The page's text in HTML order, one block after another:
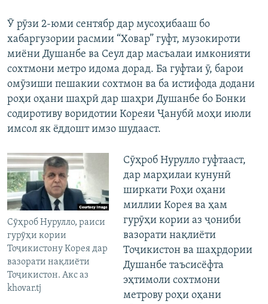
Ӯ рӯзи 2-юми сентябр дар мусоҳибааш бо
хабаргузории расмии “Ховар” гуфт, музокироти
миёни Душанбе ва Сеул дар масъалаи имконияти
сохтмони метро идома дорад. Ба гуфтаи ӯ, барои
омӯзиши пешакии сохтмон ва ба истифода додани
роҳи оҳани шаҳрӣ дар шаҳри Душанбе бо Бонки
содиротиву воридотии Кореяи Ҷанубӣ моҳи июли
имсол як ёддошт имзо шудааст.
Сӯҳроб Нурулло, раиси
гурӯҳи кории
Тоҷикистону Корея дар
вазорати нақлиёти
Тоҷикистон. Акс аз
khovar.tj
Сӯҳроб Нурулло гуфтааст,
дар марҳилаи кунунӣ
ширкати Роҳи оҳани
миллии Корея ва ҳам
гурӯҳи кории аз ҷониби
вазорати нақлиёти
Тоҷикистон ва шаҳрдории
Душанбе таъсисёфта
эҳтимоли сохтмони
метрову роҳи оҳани